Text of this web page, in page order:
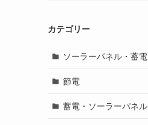
カテゴリー
ソーラーパネル・蓄電
節電
蓄電・ソーラーパネル